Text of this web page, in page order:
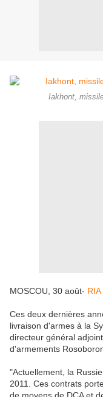
Iakhont,
MOSCOU, 30 août-
Ces deux dernières
livraison d'armes à la
directeur général
d'armements
"Actuellement, la
2011. Ces contrats